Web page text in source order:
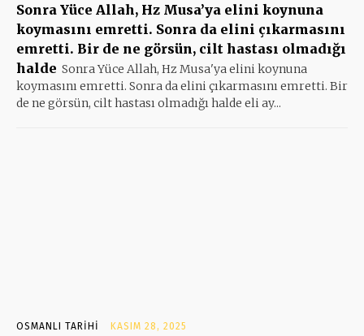
Sonra Yüce Allah, Hz Musa’ya elini koynuna
koymasını emretti. Sonra da elini çıkarmasını
emretti. Bir de ne görsün, cilt hastası olmadığı
halde Sonra Yüce Allah, Hz Musa'ya elini koynuna
koymasını emretti. Sonra da elini çıkarmasını emretti. Bir
de ne görsün, cilt hastası olmadığı halde eli ay...
OSMANLI TARIHI KASIM 28, 2025